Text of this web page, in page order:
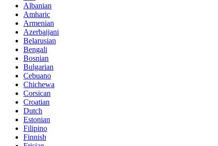
Albanian
Amharic
Armenian
Azerbaijani
Belarusian
Bengali
Bosnian
Bulgarian
Cebuano
Chichewa
Corsican
Croatian
Dutch
Estonian
Filipino
Finnish